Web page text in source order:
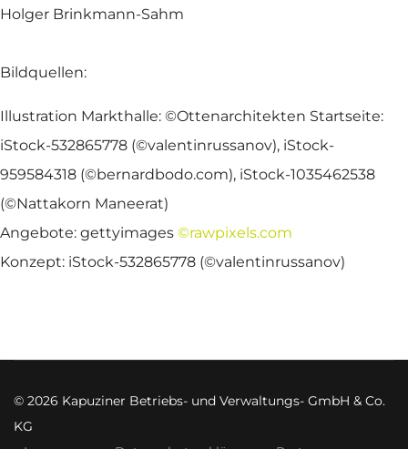
Holger Brinkmann-Sahm
Bildquellen:
Illustration Markthalle: ©Ottenarchitekten Startseite:
iStock-532865778 (©valentinrussanov), iStock-
959584318 (©bernardbodo.com), iStock-1035462538
(©Nattakorn Maneerat)
Angebote: gettyimages ©rawpixels.com
Konzept: iStock-532865778 (©valentinrussanov)
© 2026 Kapuziner Betriebs- und Verwaltungs- GmbH & Co.
KG